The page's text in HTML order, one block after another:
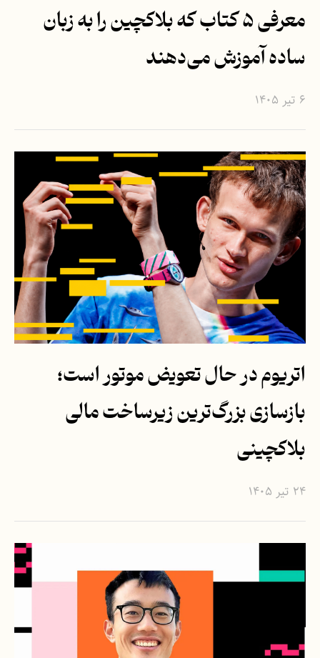
معرفی ۵ کتاب که بلاکچین را به زبان
ساده آموزش می‌دهند
۶ تیر ۱۴۰۵
اتریوم در حال تعویض موتور است؛
بازسازی بزرگ‌ترین زیرساخت مالی
بلاکچینی
۲۴ تیر ۱۴۰۵